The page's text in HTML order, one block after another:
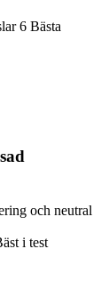
6 Bästa
och neutral